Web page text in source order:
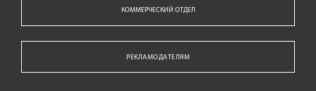
КОММЕРЧЕСКИЙ ОТДЕЛ
РЕКЛАМОДАТЕЛЯМ